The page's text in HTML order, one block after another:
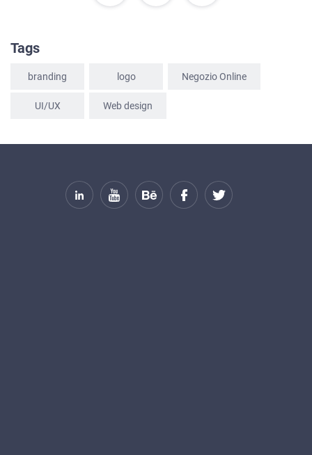
Tags
branding logo Negozio Online
UI/UX Web design
SERVIZI
BRIEFS